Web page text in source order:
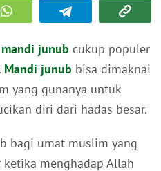
mandi junub cukup populer
Mandi junub bisa dimaknai
yang gunanya untuk
diri dari hadas besar.
bagi umat muslim yang
menghadap Allah